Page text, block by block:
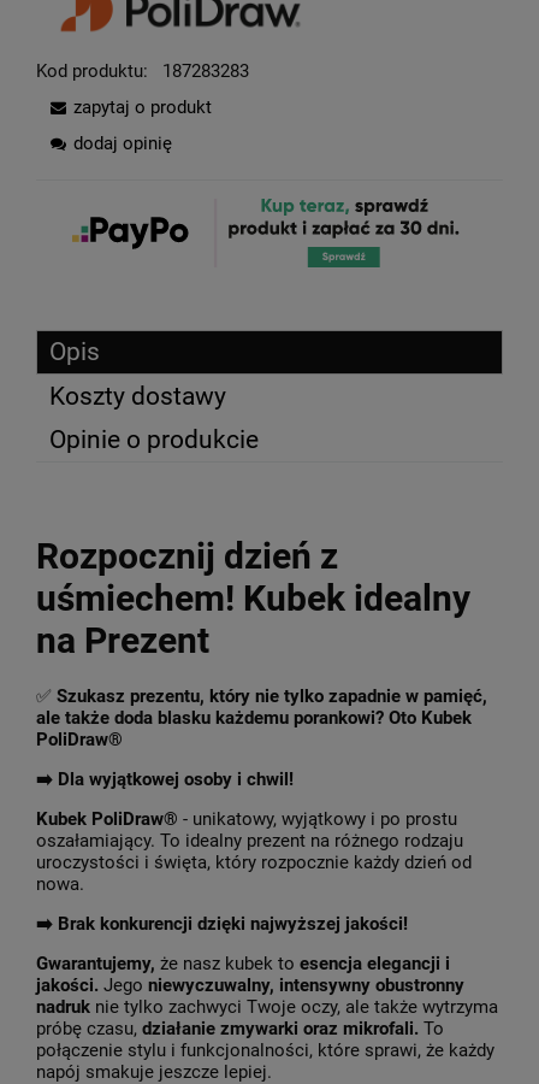
Kod produktu:
187283283
zapytaj o produkt
dodaj opinię
Opis
Koszty dostawy
Opinie o produkcie
Rozpocznij dzień z
uśmiechem! Kubek idealny
na Prezent
✅ Szukasz prezentu, który nie tylko zapadnie w pamięć,
ale także doda blasku każdemu porankowi? Oto Kubek
PoliDraw®
➡️ Dla wyjątkowej osoby i chwil!
Kubek PoliDraw® - unikatowy, wyjątkowy i po prostu
oszałamiający. To idealny prezent na różnego rodzaju
uroczystości i święta, który rozpocznie każdy dzień od
nowa.
➡️ Brak konkurencji dzięki najwyższej jakości!
Gwarantujemy, że nasz kubek to esencja elegancji i
jakości. Jego niewyczuwalny, intensywny obustronny
nadruk nie tylko zachwyci Twoje oczy, ale także wytrzyma
próbę czasu, działanie zmywarki oraz mikrofali. To
połączenie stylu i funkcjonalności, które sprawi, że każdy
napój smakuje jeszcze lepiej.